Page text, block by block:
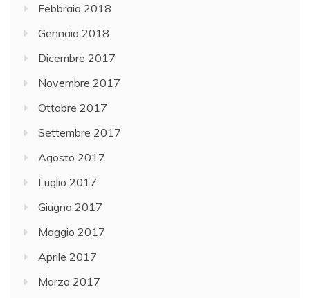
Febbraio 2018
Gennaio 2018
Dicembre 2017
Novembre 2017
Ottobre 2017
Settembre 2017
Agosto 2017
Luglio 2017
Giugno 2017
Maggio 2017
Aprile 2017
Marzo 2017